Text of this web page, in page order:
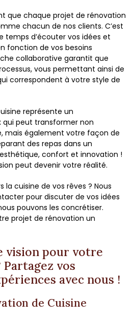
que chaque projet de rénovation
chacun de nos clients. C’est
temps d’écouter vos idées et
fonction de vos besoins
collaborative garantit que
vous permettant ainsi de
correspondent à votre style de
représente un
qui peut transformer non
mais également votre façon de
des repas dans un
confort et innovation !
peut devenir votre réalité.
la cuisine de vos rêves ? Nous
pour discuter de vos idées
pouvons les concrétiser.
projet de rénovation un
vision pour votre
vos
avec nous !
de Cuisine